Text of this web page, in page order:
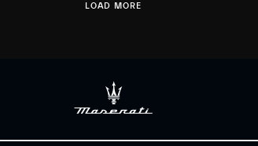
LOAD MORE